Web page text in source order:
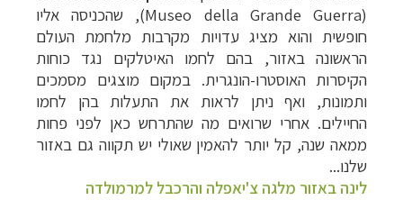
(
Museo della Grande Guerra), שהכניסה אליו
חופשית והוא מציג עדויות מקרבות מלחמת העולם
הראשונה באזור, בהם לחמו האיטלקים נגד כוחות
הקיסרות האוסטרו-הונגרית. במקום מוצגים מסמכים
ותמונות, ואף ניתן לראות את התעלות בהן לחמו
החיילים. אחרי שרואים מה שהתרחש כאן לפני פחות
ממאה שנה, קל יותר להאמין שאולי יש תקווה גם באזור
שלנו...
לינה באזור מלגה צ'יאפלה והרכבל למרמולדה